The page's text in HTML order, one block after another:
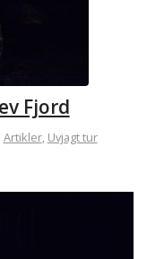
Fjord
Artikler, Uvjagt tur